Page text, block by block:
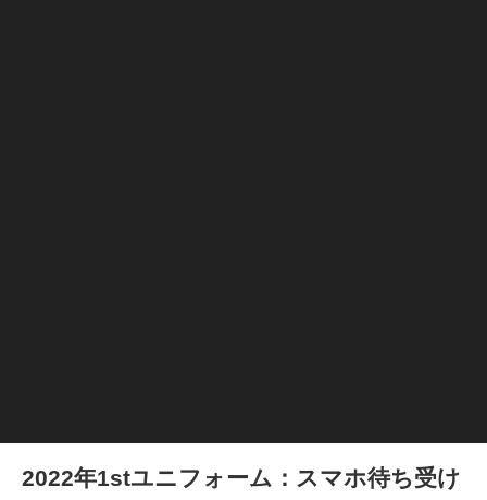
2022年1stユニフォーム：スマホ待ち受け